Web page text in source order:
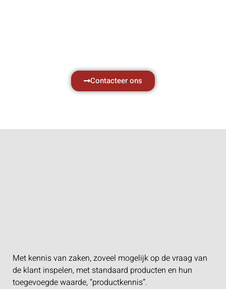
Contacteer ons
Met kennis van zaken, zoveel mogelijk op de vraag van
de klant inspelen, met standaard producten en hun
toegevoegde waarde, “productkennis”.